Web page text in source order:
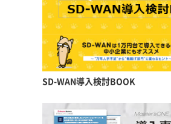
SD-WAN導入検討BOOK